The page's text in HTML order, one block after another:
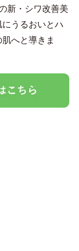
新・シワ改善美
うるおいとハ
へと導きま